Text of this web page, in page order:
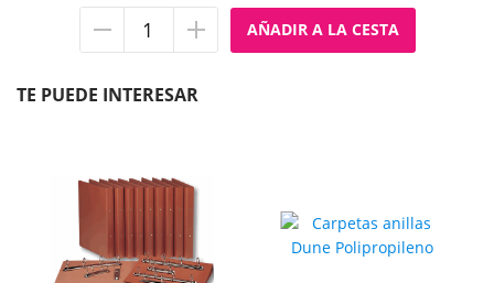
TE PUEDE INTERESAR